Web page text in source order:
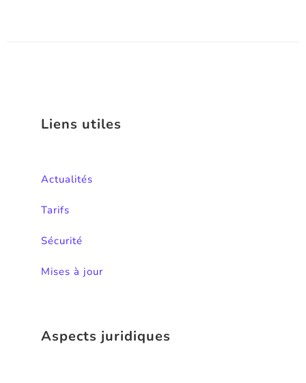
Liens utiles
Actualités
Tarifs
Sécurité
Mises à jour
Aspects juridiques